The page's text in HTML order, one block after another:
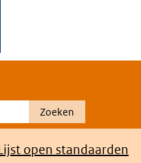
Zoeken
open standaarden